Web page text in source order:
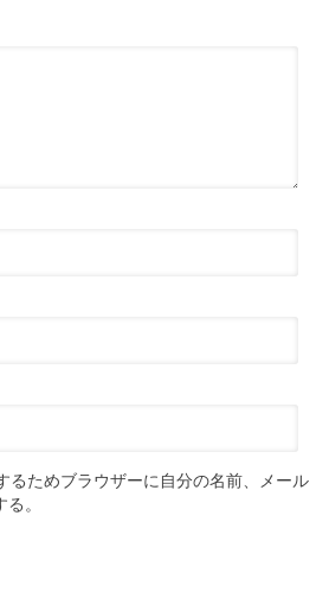
るためブラウザーに自分の名前、メール
。